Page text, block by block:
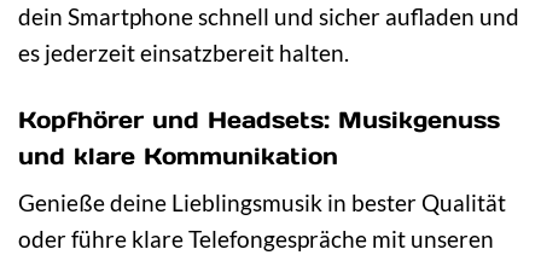
dein Smartphone schnell und sicher aufladen und
es jederzeit einsatzbereit halten.
Kopfhörer und Headsets: Musikgenuss
und klare Kommunikation
Genieße deine Lieblingsmusik in bester Qualität
oder führe klare Telefongespräche mit unseren